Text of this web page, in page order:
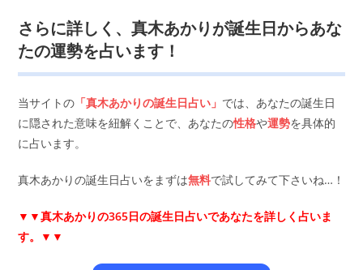
さらに詳しく、真木あかりが誕生日からあな
たの運勢を占います！
当サイトの 「真木あかりの誕生日占い」 では、あなたの誕生日
に隠された意味を紐解くことで、あなたの性格や運勢を具体的
に占います。
真木あかりの誕生日占いをまずは無料で試してみて下さいね…！
▼▼真木あかりの365日の誕生日占いであなたを詳しく占いま
す。▼▼